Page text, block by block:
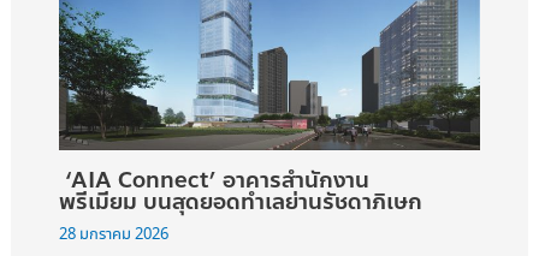
‘AIA Connect’ อาคารสำนักงาน
พรีเมียม บนสุดยอดทำเลย่านรัชดาภิเษก
28 มกราคม 2026